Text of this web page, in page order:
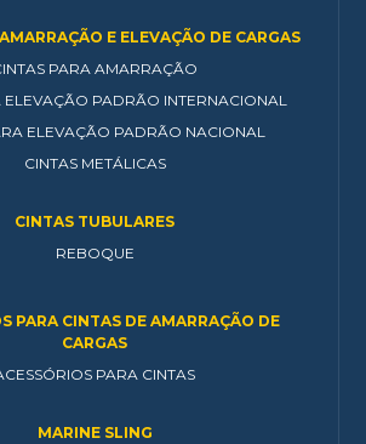
E ELEVAÇÃO DE CARGAS
PARA AMARRAÇÃO
ELEVAÇÃO PADRÃO INTERNACIONAL
ELEVAÇÃO PADRÃO NACIONAL
CINTAS METÁLICAS
CINTAS TUBULARES
REBOQUE
PARA CINTAS DE AMARRAÇÃO DE
CARGAS
PARA CINTAS
MARINE SLING